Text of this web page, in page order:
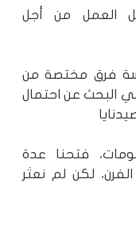
العمل من أجل
فرق مختصة من
البحث عن احتمال
فتحنا عدة
لكن لم نعثر